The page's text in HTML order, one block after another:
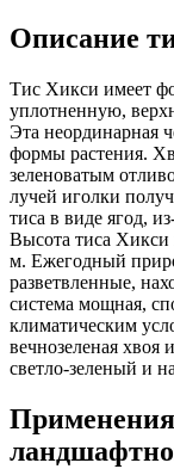
Описание
Тис Хикси имеет
уплотненную,
Эта неординарная
формы растения.
зеленоватым
лучей иголки
тиса в виде ягод,
Высота тиса Хикси
м. Ежегодный
разветвленные,
система мощная,
климатическим
вечнозеленая хвоя
светло-зеленый и